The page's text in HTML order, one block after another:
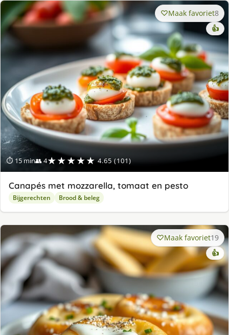
⏱ 15 min👥 4★★★★★ 4.65 (101)
Maak favoriet8
👍
Canapés met mozzarella, tomaat en pesto
Bijgerechten Brood & beleg
Maak favoriet19
👍